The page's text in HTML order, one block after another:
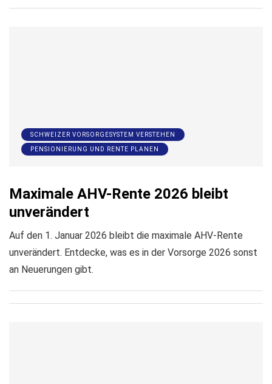
SCHWEIZER VORSORGESYSTEM VERSTEHEN
PENSIONIERUNG UND RENTE PLANEN
Maximale AHV-Rente 2026 bleibt
unverändert
Auf den 1. Januar 2026 bleibt die maximale AHV-Rente
unverändert. Entdecke, was es in der Vorsorge 2026 sonst
an Neuerungen gibt.